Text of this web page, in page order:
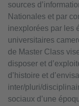
sources
Nationales et par
inexplorées par les
universitaires
de Master Class
disposer et
d’histoire et
inter/pluri/
sociaux d’une